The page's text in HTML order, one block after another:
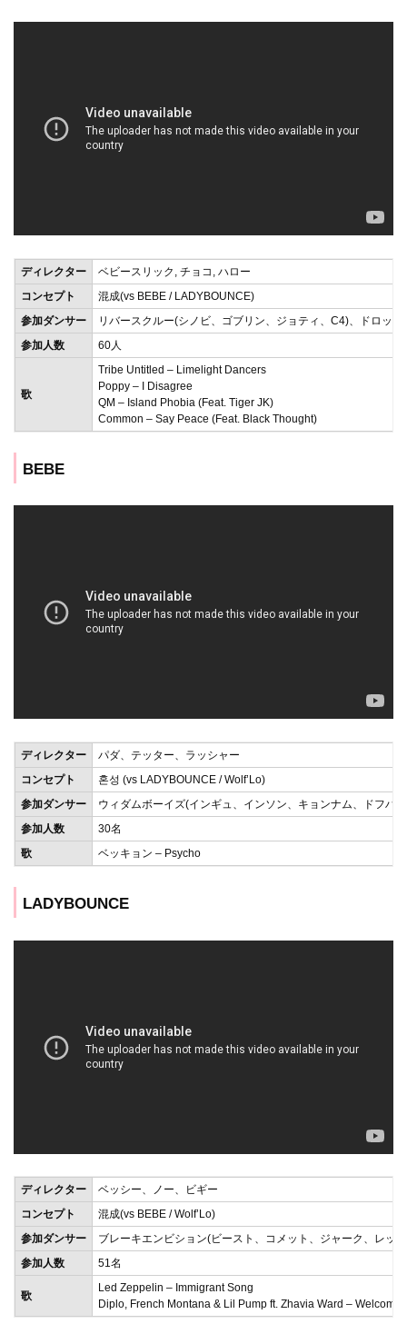
ディレクター
ベビースリック, チョコ, ハロー
コンセプト
混成(vs BEBE / LADYBOUNCE)
参加ダンサー
リバースクルー(シノビ、ゴブリン、ジョティ、C4)、ドロップ
参加人数
60人
歌
Tribe Untitled – Limelight Dancers
Poppy – I Disagree
QM – Island Phobia (Feat. Tiger JK)
Common – Say Peace (Feat. Black Thought)
BEBE
ディレクター
パダ、テッター、ラッシャー
コンセプト
혼성 (vs LADYBOUNCE / Wolf’Lo)
参加ダンサー
ウィダムボーイズ(インギュ、インソン、キョンナム、ドフハ
参加人数
30名
歌
ベッキョン – Psycho
LADYBOUNCE
ディレクター
ベッシー、ノー、ビギー
コンセプト
混成(vs BEBE / Wolf’Lo)
参加ダンサー
ブレーキエンビション(ビースト、コメット、ジャーク、レッ
参加人数
51名
歌
Led Zeppelin – Immigrant Song
Diplo, French Montana & Lil Pump ft. Zhavia Ward – Welcome